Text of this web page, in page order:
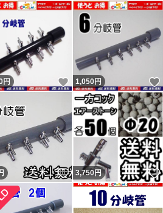
ば反省・改善しますが、不当評
。かなり抑えて記載しています。
していただいている皆様、ありが
でもない評価も数件以外はコメ
は誤評価です（9割以上がヤフー
イフリマ（現ヤフーフリマ）で
どちらでもない）』評価（コメン
た）をする人が多くて出品者から
でもない』の評価は2022年7月に
送を要求してくる人が結構います
円 いいね！
1,050円
！ いいね！
3,750円